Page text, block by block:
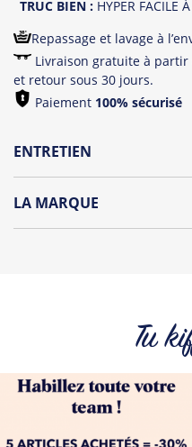
TRUC BIEN : HYPER FACILE
Repassage et lavage à
Livraison gratuite à
et retour sous 30 jours.
Paiement 100% sécurisé
ENTRETIEN
LA MARQUE
Tous lesTu